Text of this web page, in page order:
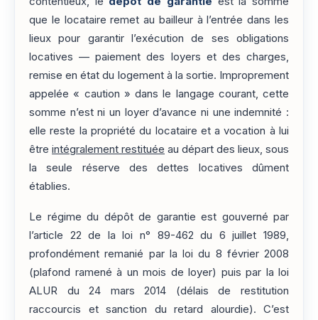
que le locataire remet au bailleur à l’entrée dans les
lieux pour garantir l’exécution de ses obligations
locatives — paiement des loyers et des charges,
remise en état du logement à la sortie. Improprement
appelée « caution » dans le langage courant, cette
somme n’est ni un loyer d’avance ni une indemnité :
elle reste la propriété du locataire et a vocation à lui
être intégralement restituée au départ des lieux, sous
la seule réserve des dettes locatives dûment
établies.
Le régime du dépôt de garantie est gouverné par
l’article 22 de la loi n° 89-462 du 6 juillet 1989,
profondément remanié par la loi du 8 février 2008
(plafond ramené à un mois de loyer) puis par la loi
ALUR du 24 mars 2014 (délais de restitution
raccourcis et sanction du retard alourdie). C’est